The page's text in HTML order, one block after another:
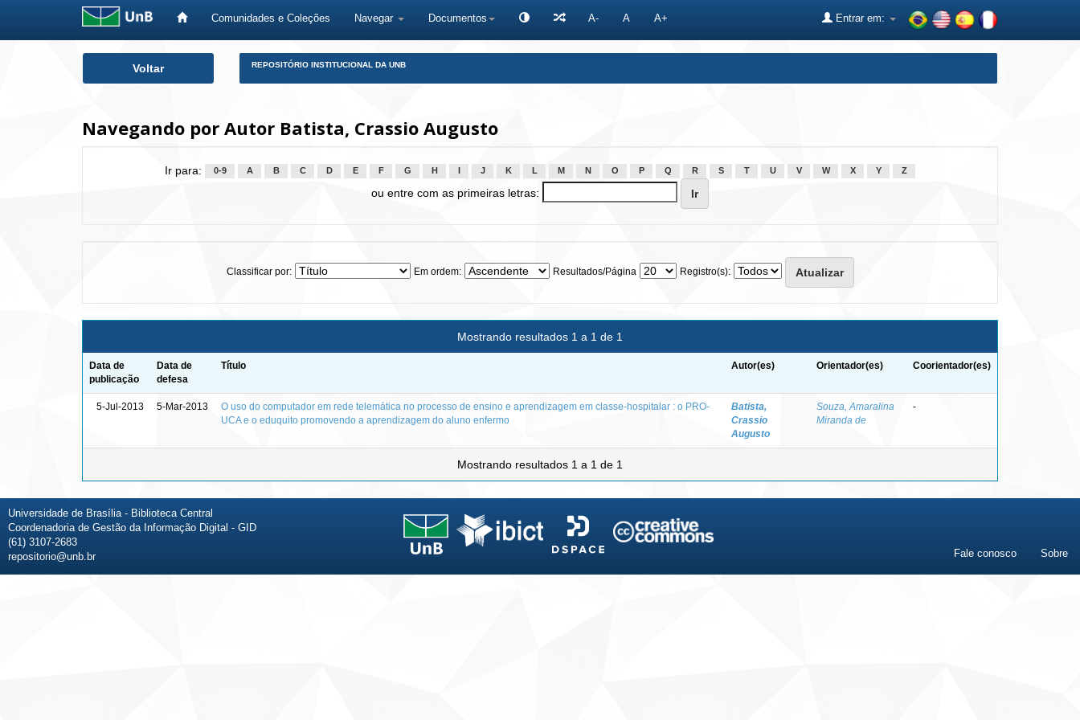
Comunidades e Coleções Navegar Documentos A- A A+ Entrar em:
Voltar REPOSITÓRIO INSTITUCIONAL DA UNB
Navegando por Autor Batista, Crassio Augusto
Ir para: 0-9 A B C D E F G H J K L M N O P Q R S T U V W X Y Z
ou entre com as primeiras letras:
Classificar por: Em ordem: Resultados/Página Registro(s):
Mostrando resultados 1 a 1 de 1
Data de
publicação
Data de
defesa
Título Autor(es) Orientador(es) Coorientador(es)
5-Jul-2013 5-Mar-2013
O uso do computador em rede telemática no processo de ensino e aprendizagem em classe-hospitalar : o PRO-
UCA e o eduquito promovendo a aprendizagem do aluno enfermo
Batista,
Crassio
Augusto
Souza, Amaralina
Miranda de
-
Mostrando resultados 1 a 1 de 1
Universidade de Brasília - Biblioteca Central
Coordenadoria de Gestão da Informação Digital - GID
(61) 3107-2683
repositorio@unb.br
Fale conosco Sobre